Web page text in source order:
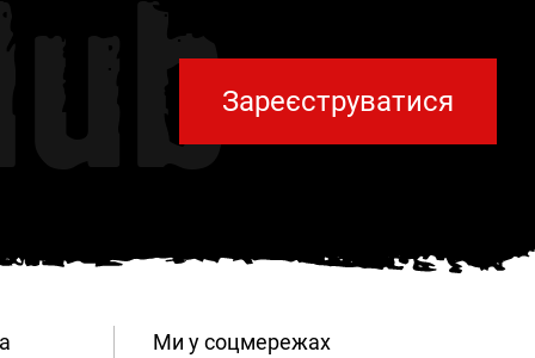
Зареєструватися
Ми у соцмережах